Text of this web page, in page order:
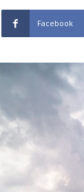
Facebook